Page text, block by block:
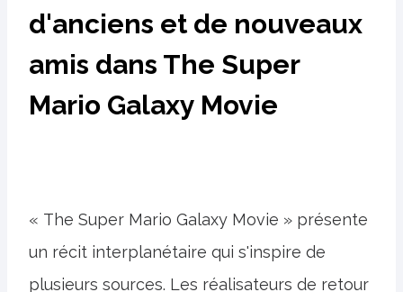
d'anciens et de nouveaux
amis dans The Super
Mario Galaxy Movie
« The Super Mario Galaxy Movie » présente
un récit interplanétaire qui s'inspire de
plusieurs sources. Les réalisateurs de retour